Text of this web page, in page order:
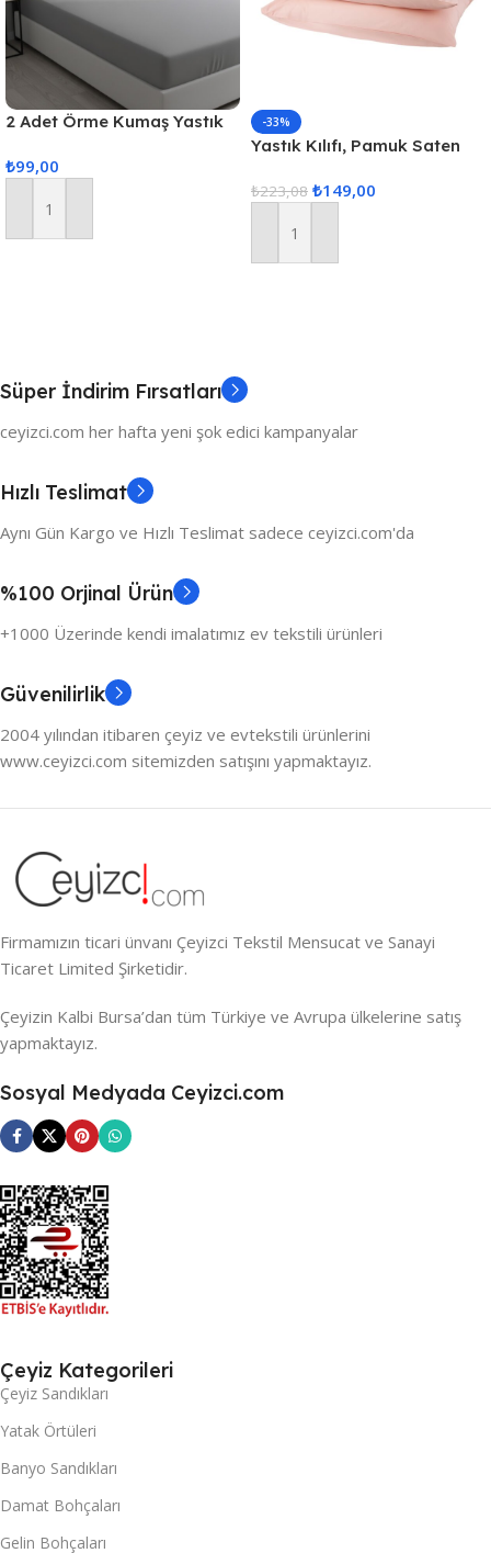
2 Adet Örme Kumaş Yastık
₺99,00
Sepete Ekle
-33%
Yastık Kılıfı, Pamuk Saten
Yastık Kılıfı Pudra
₺223,08 ₺149,00
Sepete Ekle
Süper İndirim Fırsatları
ceyizci.com her hafta yeni şok edici kampanyalar
Hızlı Teslimat
Aynı Gün Kargo ve Hızlı Teslimat sadece ceyizci.com'da
%100 Orjinal Ürün
+1000 Üzerinde kendi imalatımız ev tekstili ürünleri
Güvenilirlik
2004 yılından itibaren çeyiz ve evtekstili ürünlerini
www.ceyizci.com sitemizden satışını yapmaktayız.
Firmamızın ticari ünvanı Çeyizci Tekstil Mensucat ve Sanayi
Ticaret Limited Şirketidir.
Çeyizin Kalbi Bursa’dan tüm Türkiye ve Avrupa ülkelerine satış
yapmaktayız.
Sosyal Medyada Ceyizci.com
Çeyiz Kategorileri
Çeyiz Sandıkları
Yatak Örtüleri
Banyo Sandıkları
Damat Bohçaları
Gelin Bohçaları